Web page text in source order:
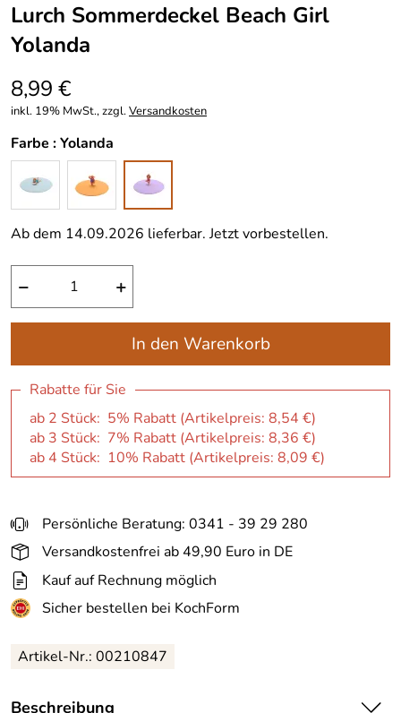
Lurch Sommerdeckel Beach Girl
Yolanda
8,99 €
inkl. 19% MwSt., zzgl.Versandkosten
Farbe :Yolanda
Ab dem 14.09.2026 lieferbar. Jetzt vorbestellen.
− +
In den Warenkorb
Rabatte für Sie
ab 2 Stück: 5% Rabatt (Artikelpreis: 8,54 €)
ab 3 Stück: 7% Rabatt (Artikelpreis: 8,36 €)
ab 4 Stück: 10% Rabatt (Artikelpreis: 8,09 €)
Persönliche Beratung: 0341 - 39 29 280
Versandkostenfrei ab 49,90 Euro in DE
Kauf auf Rechnung möglich
Sicher bestellen bei KochForm
Artikel-Nr.: 00210847
Beschreibung